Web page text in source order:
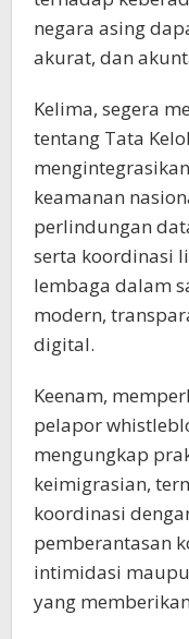
negara asing
akurat, dan
Kelima, segera
tentang Tata
keamanan
perlindungan
serta koordinasi
lembaga dalam
modern,
digital.
Keenam,
pelapor
mengungkap
keimigrasian,
koordinasi
pemberantasan
intimidasi
yang